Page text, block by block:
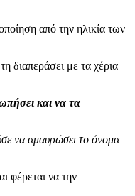
από την ηλικία των
διαπεράσει με τα χέρια
και να τα
να αμαυρώσει το όνομα
φέρεται να την